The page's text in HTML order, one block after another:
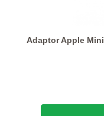
Adaptor Apple